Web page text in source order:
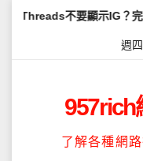
Skip
示IG？完整教學：高效管
週
957rich
了解各種網